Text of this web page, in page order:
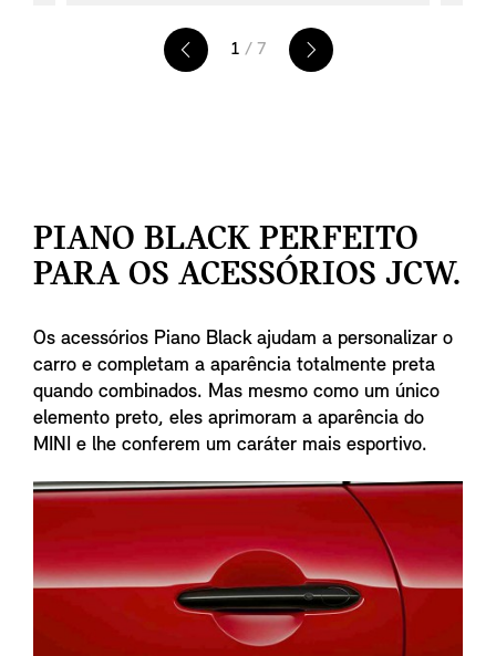
feita de Carbono de poros abertos e
apresenta o distintivo exclusivo John
as
1 / 7
PIANO BLACK PERFEITO
PARA OS ACESSÓRIOS JCW.
Os acessórios Piano Black ajudam a personalizar o
carro e completam a aparência totalmente preta
quando combinados. Mas mesmo como um único
elemento preto, eles aprimoram a aparência do
MINI e lhe conferem um caráter mais esportivo.